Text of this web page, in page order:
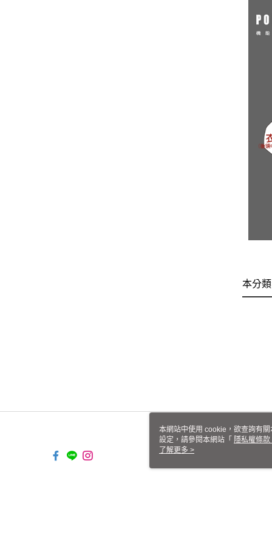
本分
本網站中使用 cookie，欲查詢有
設定，請參閱本網站「 隱私權條款
使用 cookie。
了解更多 >